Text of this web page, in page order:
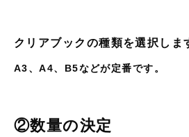
クリアブックの種類を選択しま
A3、A4、B5などが定番です。
②数量の決定